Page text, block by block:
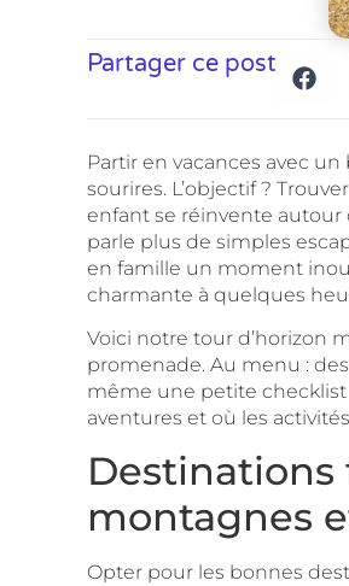
Partager ce post
Partir en vacances avec
sourires. L’objectif ? Trouver
enfant se réinvente autour
parle plus de simples
en famille un moment
charmante à quelques
Voici notre tour d’horizon
promenade. Au menu :
même une petite
aventures et où les
Destinations
montagnes
Opter pour les bonnes